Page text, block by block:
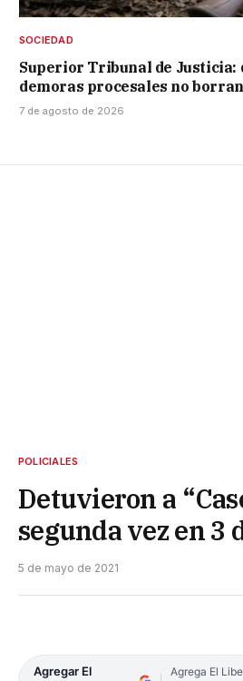
SOCIEDAD
Superior Tribunal de Justicia:
demoras procesales no
7 de agosto de 2026
POLICIALES
Detuvieron a
segunda vez en 3
5 de mayo de 2021
Agregar El
Agrega El